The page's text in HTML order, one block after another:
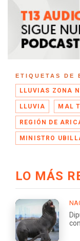
ETIQUETAS DE
LLUVIAS ZONA
LLUVIA MAL
REGIÓN DE
MINISTRO
LO MÁS